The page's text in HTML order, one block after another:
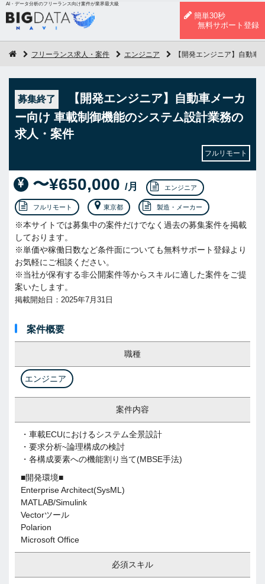
AI・データ分析のフリーランス向け案件が業界最大級
簡単30秒
無料サポート登録
フリーランス求人・案件 エンジニア 【開発エンジニア】自動
募集終了
【開発エンジニア】自動車メーカ
ー向け 車載制御機能のシステム設計業務の
求人・案件
フルリモート
〜¥650,000 /月 エンジニア
フルリモート 東京都 製造・メーカー
※本サイトでは募集中の案件だけでなく過去の募集案件を掲載
しております。
※単価や稼働日数など条件面についても無料サポート登録より
お気軽にご相談ください。
※当社が保有する非公開案件等からスキルに適した案件をご提
案いたします。
掲載開始日：2025年7月31日
案件概要
職種
エンジニア
案件内容
・車載ECUにおけるシステム全景設計
・要求分析~論理構成の検討
・各構成要素への機能割り当て(MBSE手法)
■開発環境■
Enterprise Architect(SysML)
MATLAB/Simulink
Vectorツール
Polarion
Microsoft Office
必須スキル